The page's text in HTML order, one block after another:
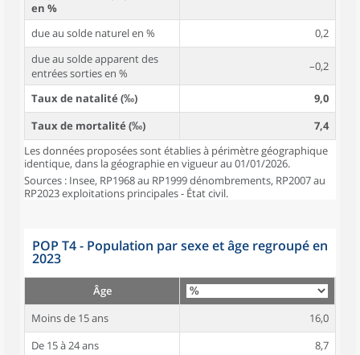
en %
due au solde naturel en %
0,2
due au solde apparent des
entrées sorties en %
–0,2
Taux de natalité (‰)
9,0
Taux de mortalité (‰)
7,4
Les données proposées sont établies à périmètre géographique
identique, dans la géographie en vigueur au 01/01/2026.
Sources : Insee, RP1968 au RP1999 dénombrements, RP2007 au
RP2023 exploitations principales - État civil.
POP T4 - Population par sexe et âge regroupé en
2023
Âge
Moins de 15 ans
16,0
De 15 à 24 ans
8,7